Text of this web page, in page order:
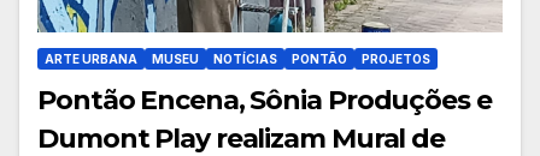
ARTE URBANA MUSEU NOTÍCIAS PONTÃO PROJETOS
Pontão Encena, Sônia Produções e
Dumont Play realizam Mural de